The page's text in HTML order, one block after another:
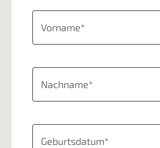
Vorname*
Nachname*
Geburtsdatum*